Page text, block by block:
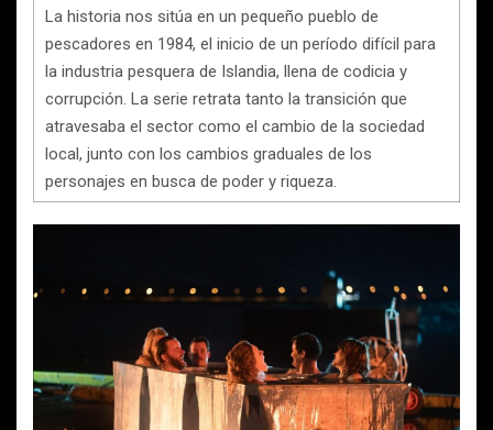
La historia nos sitúa en un pequeño pueblo de
pescadores en 1984, el inicio de un período difícil para
la industria pesquera de Islandia, llena de codicia y
corrupción. La serie retrata tanto la transición que
atravesaba el sector como el cambio de la sociedad
local, junto con los cambios graduales de los
personajes en busca de poder y riqueza.